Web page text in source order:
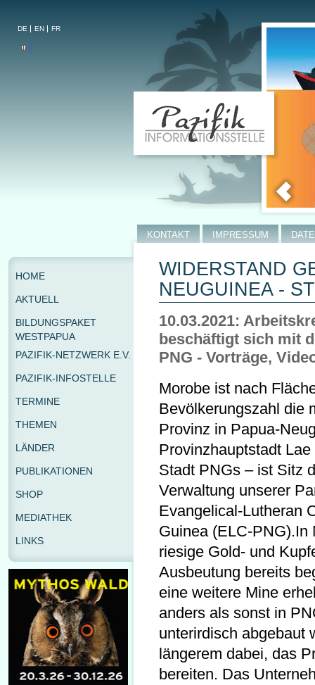
DE EN FR
WIDERSTAND
EUGUINEA -
10.03.2021:
beschäftigt sich mit
PNG - Vorträge,
Morobe ist nach
Bevölkerungszahl die
Provinz in Papua-
Provinzhauptstadt
Stadt PNGs – ist Sitz
Verwaltung unserer
Evangelical-Lutheran
Guinea (ELC-PNG).In
riesige Gold- und
Ausbeutung bereits
eine weitere Mine
anders als sonst in
unterirdisch abgebaut
längerem dabei, das
bereiten. Das
KONTAKT IMPRESSUM
HOME
AKTUELL
BILDUNGSPAKET
WESTPAPUA
PAZIFIK-NETZWERK E.V.
PAZIFIK-INFOSTELLE
TERMINE
THEMEN
LÄNDER
PUBLIKATIONEN
SHOP
MEDIATHEK
LINKS